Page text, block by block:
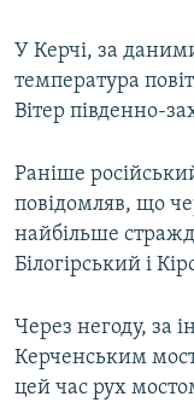
У Керчі, за
температура
Вітер південно-
Раніше
повідомляв, що
найбільше
Білогірський і
Через негоду, за
Керченським
цей час рух